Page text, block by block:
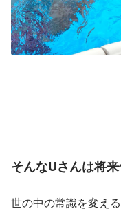
そんなUさんは将
世の中の常識を変え